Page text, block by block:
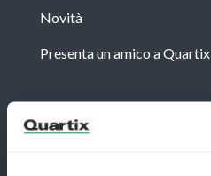
Novità
Presenta un amico a Quartix
Newsletter